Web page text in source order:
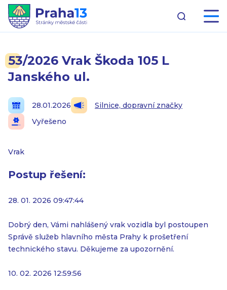
53/2026 Vrak Škoda 105 L
Janského ul.
28.01.2026
Silnice, dopravní značky
Vyřešeno
Vrak
Postup řešení:
28. 01. 2026 09:47:44
Dobrý den, Vámi nahlášený vrak vozidla byl postoupen
Správě služeb hlavního města Prahy k prošetření
technického stavu. Děkujeme za upozornění.
10. 02. 2026 12:59:56